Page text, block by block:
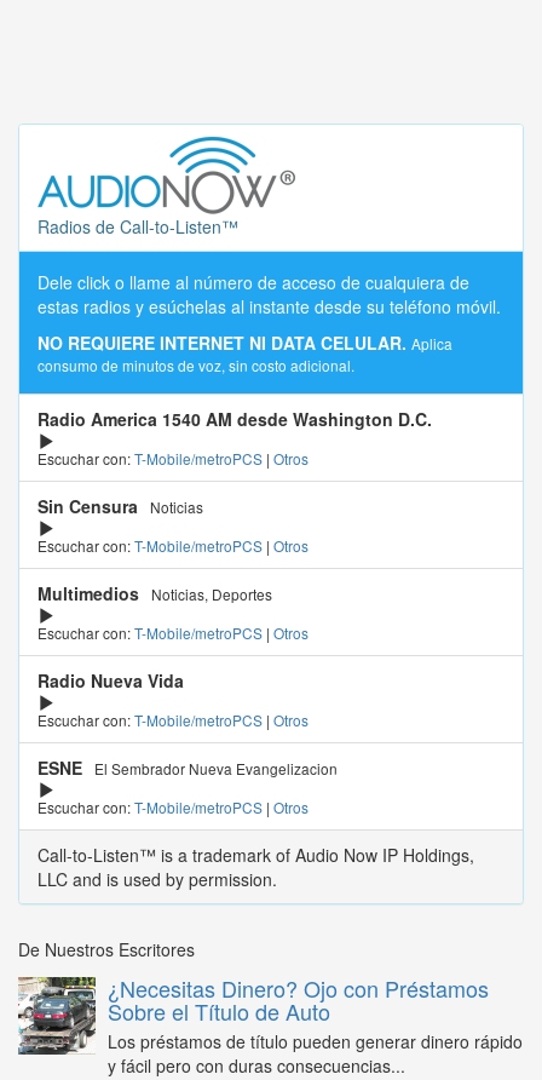
Radios de Call-to-Listen™
Dele click o llame al número de acceso de cualquiera de
estas radios y esúchelas al instante desde su teléfono móvil.
NO REQUIERE INTERNET NI DATA CELULAR. Aplica
consumo de minutos de voz, sin costo adicional.
Radio America 1540 AM desde Washington D.C.
Escuchar con:T-Mobile/metroPCS | Otros
Sin Censura
Noticias
Escuchar con:T-Mobile/metroPCS | Otros
Multimedios
Noticias, Deportes
Escuchar con:T-Mobile/metroPCS | Otros
Radio Nueva Vida
Escuchar con:T-Mobile/metroPCS | Otros
ESNE
El Sembrador Nueva Evangelizacion
Escuchar con:T-Mobile/metroPCS | Otros
Call-to-Listen™ is a trademark of Audio Now IP Holdings,
LLC and is used by permission.
De Nuestros Escritores
¿Necesitas Dinero? Ojo con Préstamos
Sobre el Título de Auto
Los préstamos de título pueden generar dinero rápido
y fácil pero con duras consecuencias...